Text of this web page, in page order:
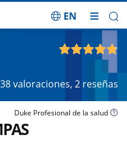
EN
38valoraciones, 2 reseñas
Duke Profesional de la salud